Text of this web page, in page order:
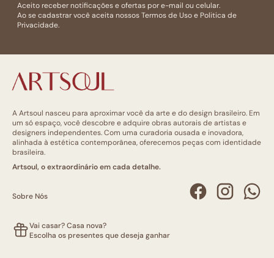
Aceito receber notificações e ofertas por e-mail ou celular.
Ao se cadastrar você aceita nossosTermos de Usoe Politica de
Privacidade.
A Artsoul nasceu para aproximar você da arte e do design brasileiro. Em
um só espaço, você descobre e adquire obras autorais de artistas e
designers independentes. Com uma curadoria ousada e inovadora,
alinhada à estética contemporânea, oferecemos peças com identidade
brasileira.
Artsoul, o extraordinário em cada detalhe.
Sobre Nós
Vai casar? Casa nova?
Escolha os presentes que deseja ganhar